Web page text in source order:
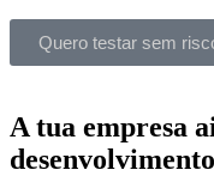
Quero testar sem
A tua empresa